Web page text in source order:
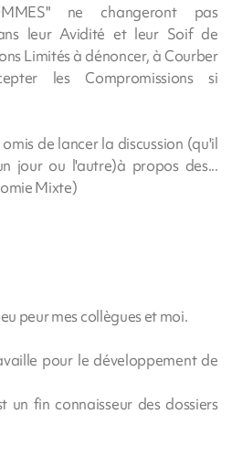
ne changeront pas
leur Avidité et leur Soif de
Limités à dénoncer, à Courber
les Compromissions si
de lancer la discussion (qu'il
jour ou l'autre)à propos des...
Mixte)
peur mes collègues et moi.
pour le développement de
un fin connaisseur des dossiers